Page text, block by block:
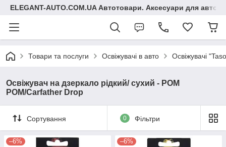
ELEGANT-AUTO.COM.UA Автотовари. Аксесуари для авто
Товари та послуги Освіжувачі в авто Освіжувачі
Освіжувач на дзеркало рідкий/ сухий - POM
POM/Carfather Drop
Сортування 0 Фільтри
–6% –6%